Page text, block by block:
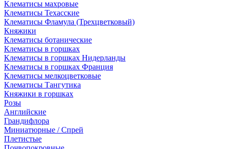
Клематисы махровые
Клематисы Техасские
Клематисы Фламула (Трехцветковый)
Княжики
Клематисы ботанические
Клематисы в горшках
Клематисы в горшках Нидерланды
Клематисы в горшках Франция
Клематисы мелкоцветковые
Клематисы Тангутика
Княжики в горшках
Розы
Английские
Грандифлора
Миниатюрные / Спрей
Плетистые